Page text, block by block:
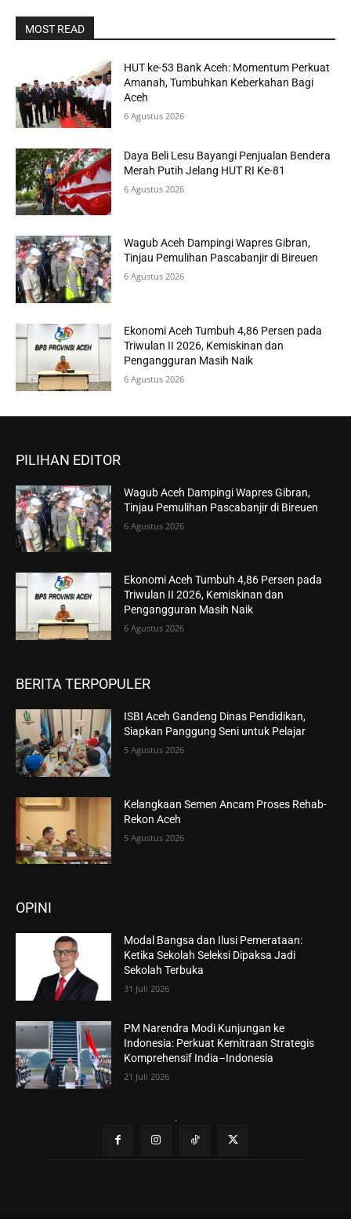
MOST READ
HUT ke-53 Bank Aceh: Momentum Perkuat
Amanah, Tumbuhkan Keberkahan Bagi
Aceh
6 Agustus 2026
Daya Beli Lesu Bayangi Penjualan Bendera
Merah Putih Jelang HUT RI Ke-81
6 Agustus 2026
Wagub Aceh Dampingi Wapres Gibran,
Tinjau Pemulihan Pascabanjir di Bireuen
6 Agustus 2026
Ekonomi Aceh Tumbuh 4,86 Persen pada
Triwulan II 2026, Kemiskinan dan
Pengangguran Masih Naik
6 Agustus 2026
PILIHAN EDITOR
Wagub Aceh Dampingi Wapres Gibran,
Tinjau Pemulihan Pascabanjir di Bireuen
6 Agustus 2026
Ekonomi Aceh Tumbuh 4,86 Persen pada
Triwulan II 2026, Kemiskinan dan
Pengangguran Masih Naik
6 Agustus 2026
BERITA TERPOPULER
ISBI Aceh Gandeng Dinas Pendidikan,
Siapkan Panggung Seni untuk Pelajar
5 Agustus 2026
Kelangkaan Semen Ancam Proses Rehab-
Rekon Aceh
5 Agustus 2026
OPINI
Modal Bangsa dan Ilusi Pemerataan:
Ketika Sekolah Seleksi Dipaksa Jadi
Sekolah Terbuka
31 Juli 2026
PM Narendra Modi Kunjungan ke
Indonesia: Perkuat Kemitraan Strategis
Komprehensif India–Indonesia
21 Juli 2026